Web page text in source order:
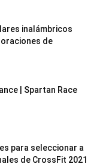
inalámbricos
de
| Spartan Race
para seleccionar a
de CrossFit 2021